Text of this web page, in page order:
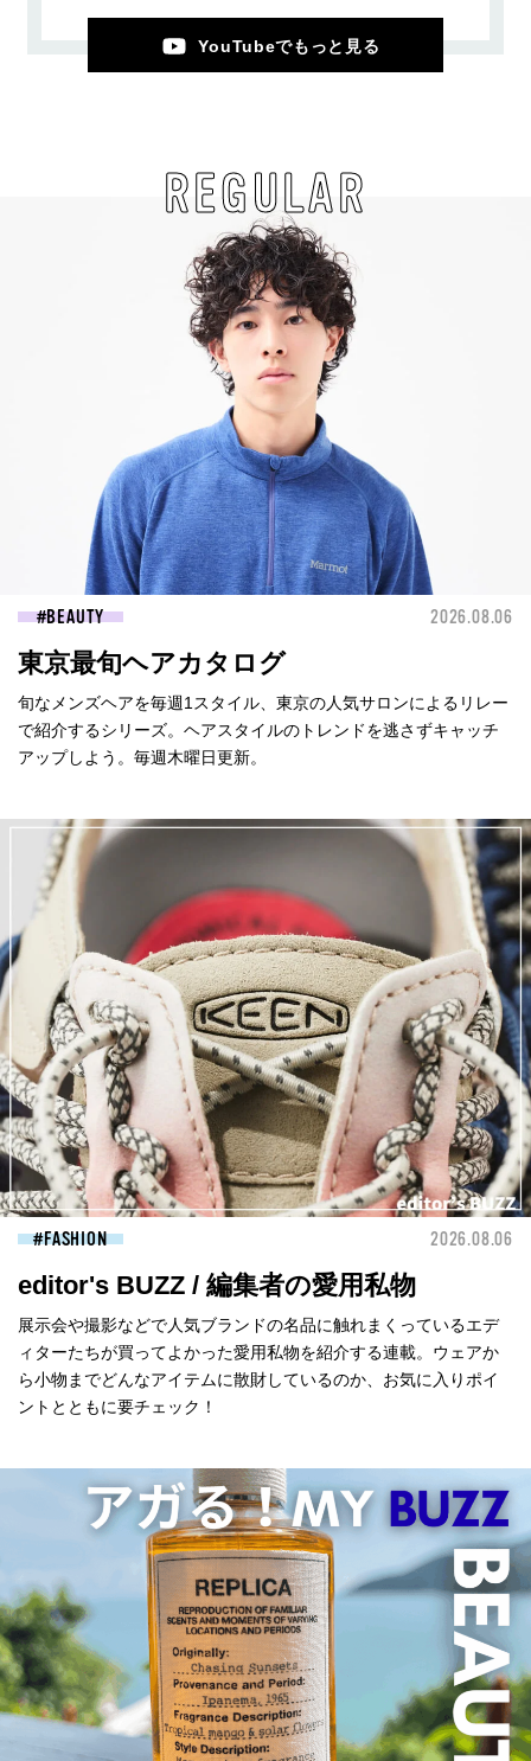
YouTubeでもっと見る
REGULAR
BEAUTY 2026.08.06
東京最旬ヘアカタログ
旬なメンズヘアを毎週1スタイル、東京の人気サロンによるリレー
で紹介するシリーズ。ヘアスタイルのトレンドを逃さずキャッチ
アップしよう。毎週木曜日更新。
FASHION 2026.08.06
editor's BUZZ / 編集者の愛用私物
展示会や撮影などで人気ブランドの名品に触れまくっているエデ
ィターたちが買ってよかった愛用私物を紹介する連載。ウェアか
ら小物までどんなアイテムに散財しているのか、お気に入りポイ
ントとともに要チェック！